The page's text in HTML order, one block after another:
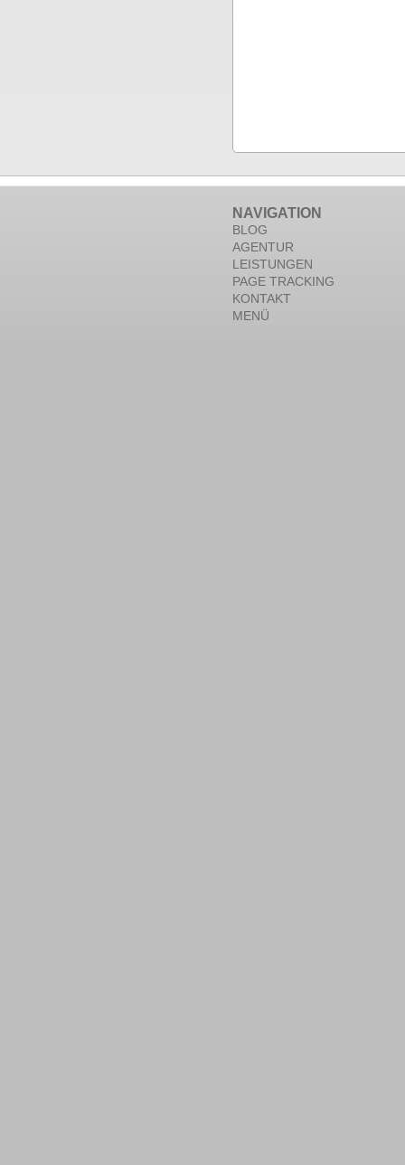
NAVIGATION
BLOG
AGENTUR
LEISTUNGEN
PAGE TRACKING
KONTAKT
MENÜ